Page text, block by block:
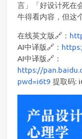
言」「好设计死在
牛得看内容，但这
在线英文版🔗：
AI中译版🔗：
AI中译版🔗：
https://
pwd=i6t9 提取码: